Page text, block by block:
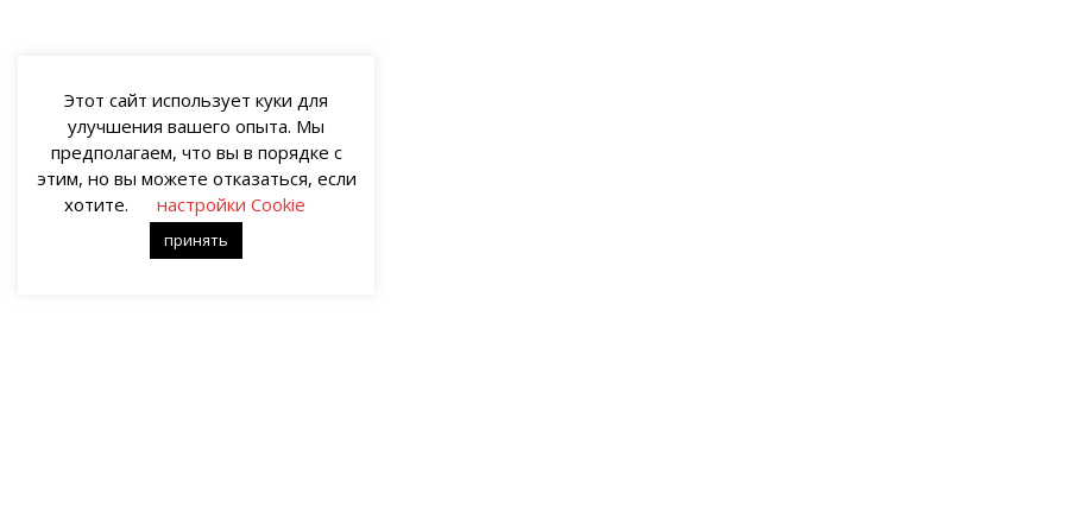
Этот сайт использует куки для
улучшения вашего опыта. Мы
предполагаем, что вы в порядке с
этим, но вы можете отказаться, если
хотите.
настройки Cookie
принять